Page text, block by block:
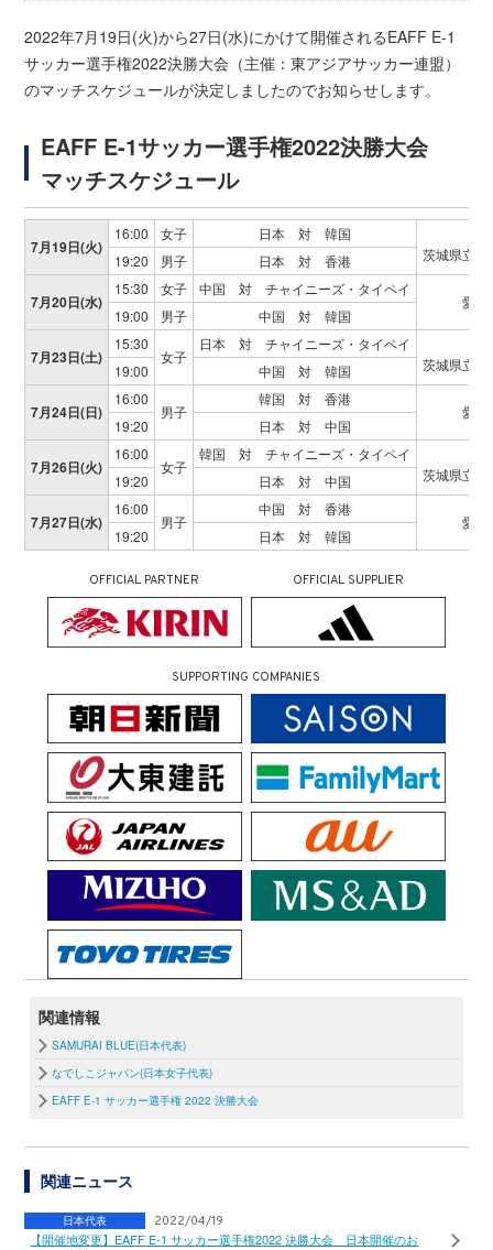
2022年7月19日(火)から27日(水)にかけて開催されるEAFF E-1
サッカー選手権2022決勝大会（主催：東アジアサッカー連盟）
のマッチスケジュールが決定しましたのでお知らせします。
EAFF E-1サッカー選手権2022決勝大会
マッチスケジュール
7月19日(火)
16:00 女子
日本 対 韓国
茨城県立
19:20 男子 日本 対 香港
7月20日(水)
15:30 女子 中国 対 チャイニーズ・タイペイ
愛知
19:00 男子 中国 対 韓国
7月23日(土)
15:30
女子
日本 対 チャイニーズ・タイペイ
茨城県立
19:00 中国 対 韓国
7月24日(日)
16:00
男子
韓国 対 香港
愛知
19:20 日本 対 中国
7月26日(火)
16:00
女子
韓国 対 チャイニーズ・タイペイ
茨城県立
19:20 日本 対 中国
7月27日(水)
16:00
男子
中国 対 香港
愛知
19:20 日本 対 韓国
OFFICIAL PARTNER OFFICIAL SUPPLIER
SUPPORTING COMPANIES
関連情報
SAMURAI BLUE(日本代表)
なでしこジャパン(日本女子代表)
EAFF E-1 サッカー選手権 2022 決勝大会
関連ニュース
日本代表 2022/04/19
【開催地変更】EAFF E-1 サッカー選手権2022 決勝大会 日本開催のお